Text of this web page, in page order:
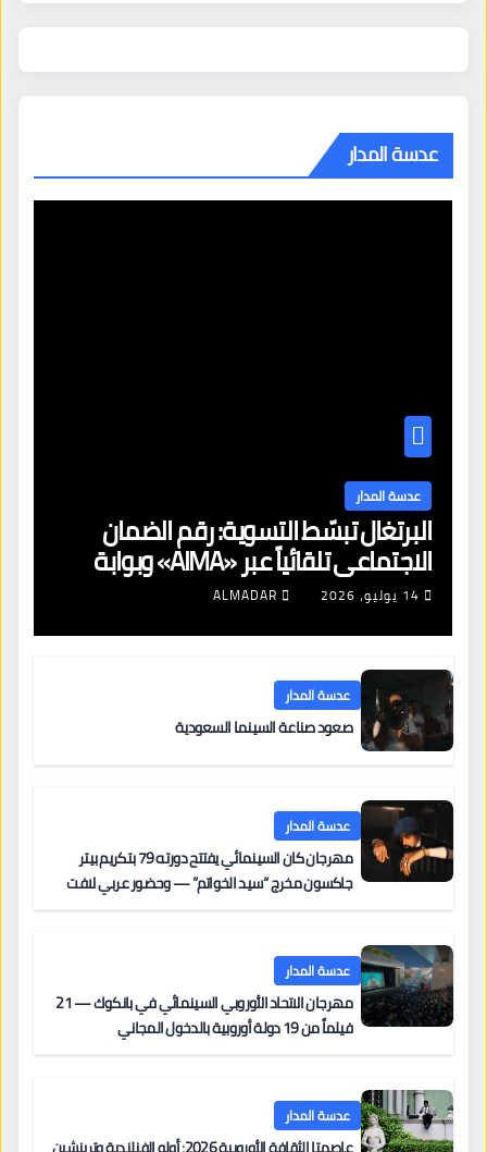
عدسة المدار
عدسة المدار
البرتغال تبسّط التسوية: رقم الضمان
الاجتماعي تلقائياً عبر «AIMA» وبوابة
جديدة لتجديد الإقامات
14 يوليو، 2026 ALMADAR
عدسة المدار
صعود صناعة السينما السعودية
عدسة المدار
مهرجان كان السينمائي يفتتح دورته 79 بتكريم بيتر
جاكسون مخرج “سيد الخواتم” — وحضور عربي لافت
عدسة المدار
مهرجان الاتحاد الأوروبي السينمائي في بانكوك — 21
فيلماً من 19 دولة أوروبية بالدخول المجاني
عدسة المدار